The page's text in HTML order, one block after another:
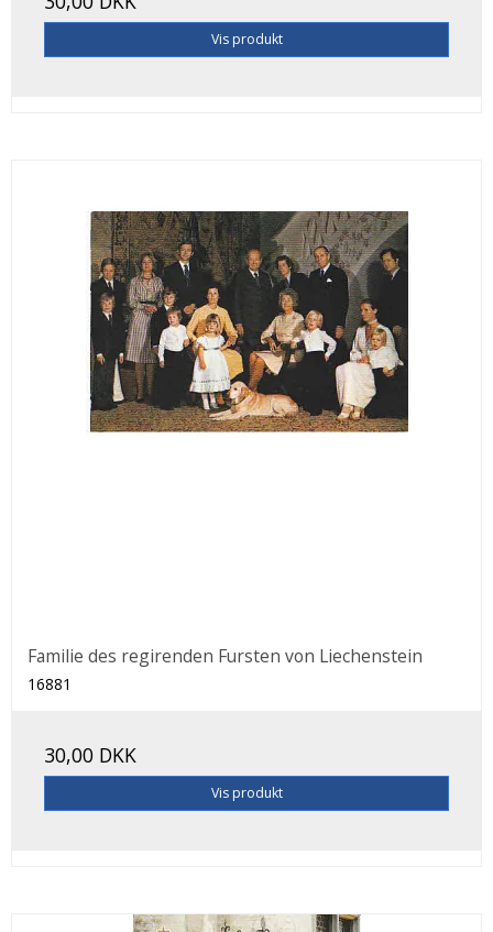
Vis produkt
Familie des regirenden Fursten von Liechenstein
16881
30,00 DKK
Vis produkt